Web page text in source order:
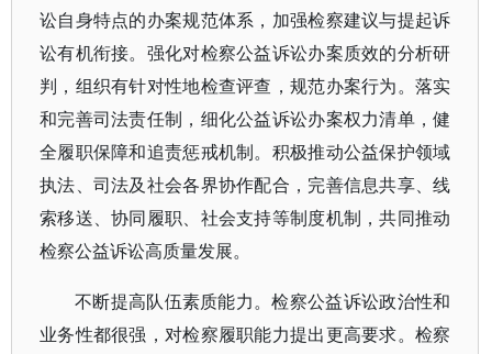
讼自身特点的办案规范体系，加强检察建议与提起诉
讼有机衔接。强化对检察公益诉讼办案质效的分析研
判，组织有针对性地检查评查，规范办案行为。落实
和完善司法责任制，细化公益诉讼办案权力清单，健
全履职保障和追责惩戒机制。积极推动公益保护领域
执法、司法及社会各界协作配合，完善信息共享、线
索移送、协同履职、社会支持等制度机制，共同推动
检察公益诉讼高质量发展。
不断提高队伍素质能力。检察公益诉讼政治性和
业务性都很强，对检察履职能力提出更高要求。检察